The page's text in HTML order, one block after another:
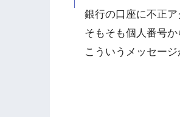
銀行の口座に不正
そもそも個人番号
こういうメッセー